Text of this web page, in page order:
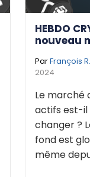
HEBDO
nouveau
ParFrançois R.
2024
Le marché
actifs est-il
changer ?
fond est
même